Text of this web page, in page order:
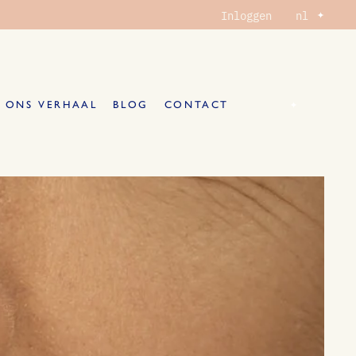
Inloggen
taal
nl
ONS VERHAAL BLOG CONTACT